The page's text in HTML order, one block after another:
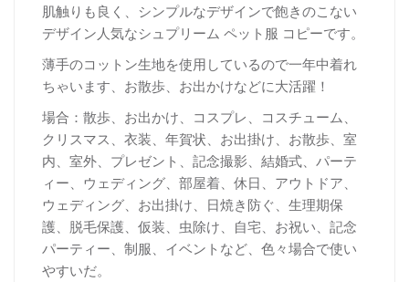
肌触りも良く、シンプルなデザインで飽きのこない
デザイン人気なシュプリーム ペット服 コピーです。
薄手のコットン生地を使用しているので一年中着れ
ちゃいます、お散歩、お出かけなどに大活躍！
場合：散歩、お出かけ、コスプレ、コスチューム、
クリスマス、衣装、年賀状、お出掛け、お散歩、室
内、室外、プレゼント、記念撮影、結婚式、パーテ
ィー、ウェディング、部屋着、休日、アウトドア、
ウェディング、お出掛け、日焼き防ぐ、生理期保
護、脱毛保護、仮装、虫除け、自宅、お祝い、記念
パーティー、制服、イベントなど、色々場合で使い
やすいだ。